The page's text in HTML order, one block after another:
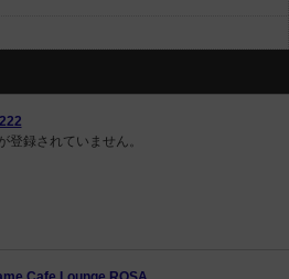
登録されていません。